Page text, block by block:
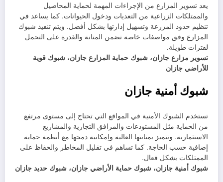
يعد تسوير المزارع من الإجراءات المهمة لحماية المحاصيل
والممتلكات الزراعية من التعديات ودخول الحيوانات. كما يساعد في
تنظيم حدود المزرعة وتسهيل إدارتها بشكل أفضل. ويتم تنفيذ شبوك
المزارع وفق مواصفات خاصة تضمن المتانة والقدرة على التحمل
لفترات طويلة.
تسوير مزارع جازان، شبوك حماية المزارع جازان، شبوك قوية
للأراضي جازان
شبوك أمنية جازان
تستخدم الشبوك الأمنية في المواقع التي تحتاج إلى مستوى مرتفع
من الحماية مثل المستودعات والمرافق التجارية والمشاريع
الاستثمارية. وتتميز بمتانتها العالية وإمكانية دمجها مع أنظمة حماية
إضافية حسب الحاجة. كما تساهم في تقليل المخاطر والحفاظ على
الممتلكات بشكل فعال.
شبوك أمنية جازان، شبوك حماية الأراضي جازان، شبوك حديد جازان